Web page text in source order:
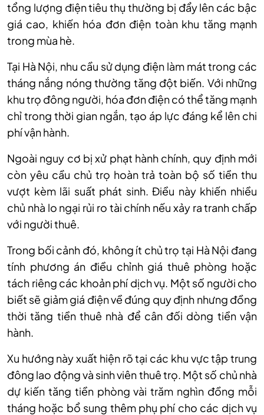
tổng lượng điện tiêu thụ thường bị đẩy lên các bậc
giá cao, khiến hóa đơn điện toàn khu tăng mạnh
trong mùa hè.
Tại Hà Nội, nhu cầu sử dụng điện làm mát trong các
tháng nắng nóng thường tăng đột biến. Với những
khu trọ đông người, hóa đơn điện có thể tăng mạnh
chỉ trong thời gian ngắn, tạo áp lực đáng kể lên chi
phí vận hành.
Ngoài nguy cơ bị xử phạt hành chính, quy định mới
còn yêu cầu chủ trọ hoàn trả toàn bộ số tiền thu
vượt kèm lãi suất phát sinh. Điều này khiến nhiều
chủ nhà lo ngại rủi ro tài chính nếu xảy ra tranh chấp
với người thuê.
Trong bối cảnh đó, không ít chủ trọ tại Hà Nội đang
tính phương án điều chỉnh giá thuê phòng hoặc
tách riêng các khoản phí dịch vụ. Một số người cho
biết sẽ giảm giá điện về đúng quy định nhưng đồng
thời tăng tiền thuê nhà để cân đối dòng tiền vận
hành.
Xu hướng này xuất hiện rõ tại các khu vực tập trung
đông lao động và sinh viên thuê trọ. Một số chủ nhà
dự kiến tăng tiền phòng vài trăm nghìn đồng mỗi
tháng hoặc bổ sung thêm phụ phí cho các dịch vụ